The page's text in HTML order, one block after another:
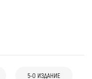
5-О ИЗДАНИЕ